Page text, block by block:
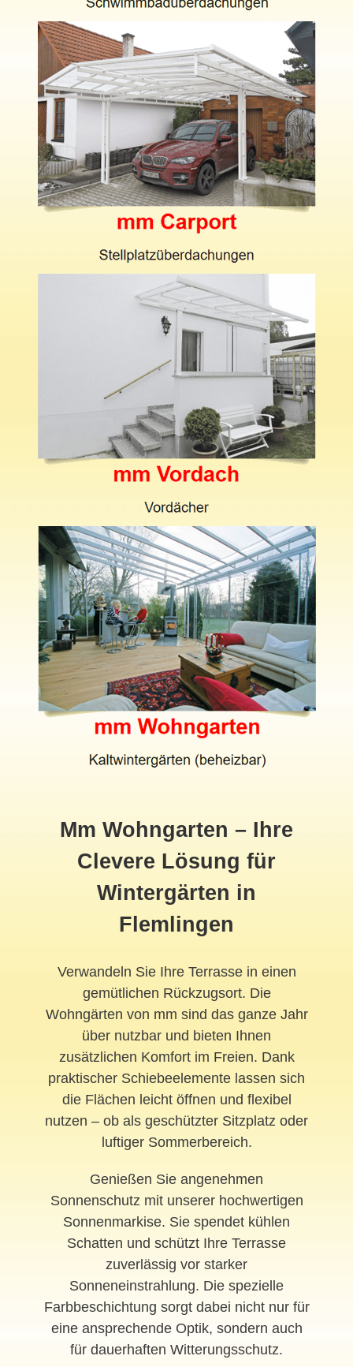
Mm Wohngarten – Ihre
Clevere Lösung für
Wintergärten in
Flemlingen
Verwandeln Sie Ihre Terrasse in einen
gemütlichen Rückzugsort. Die
Wohngärten von mm sind das ganze Jahr
über nutzbar und bieten Ihnen
zusätzlichen Komfort im Freien. Dank
praktischer Schiebeelemente lassen sich
die Flächen leicht öffnen und flexibel
nutzen – ob als geschützter Sitzplatz oder
luftiger Sommerbereich.
Genießen Sie angenehmen
Sonnenschutz mit unserer hochwertigen
Sonnenmarkise. Sie spendet kühlen
Schatten und schützt Ihre Terrasse
zuverlässig vor starker
Sonneneinstrahlung. Die spezielle
Farbbeschichtung sorgt dabei nicht nur für
eine ansprechende Optik, sondern auch
für dauerhaften Witterungsschutz.